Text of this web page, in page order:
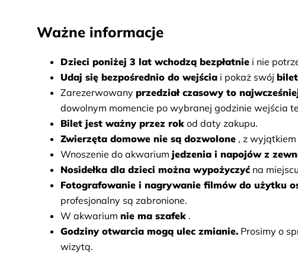
Ważne informacje
Dzieci poniżej 3 lat wchodzą bezpłatnie i nie
Udaj się bezpośrednio do wejścia i pokaż swój
Zarezerwowany przedział czasowy to
dowolnym momencie po wybranej godzinie wejścia
Bilet jest ważny przez rok od daty zakupu.
Zwierzęta domowe nie są dozwolone , z
Wnoszenie do akwarium jedzenia i napojów z
Nosidełka dla dzieci można wypożyczyć na
Fotografowanie i nagrywanie filmów do użytku
profesjonalny są zabronione.
W akwarium nie ma szafek .
Godziny otwarcia mogą ulec zmianie. Prosimy o
wizytą.